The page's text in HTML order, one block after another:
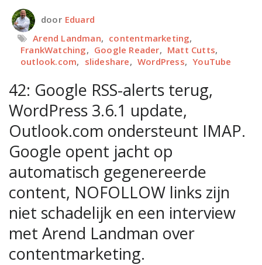
door Eduard
Arend Landman, contentmarketing,
FrankWatching, Google Reader, Matt Cutts,
outlook.com, slideshare, WordPress, YouTube
42: Google RSS-alerts terug,
WordPress 3.6.1 update,
Outlook.com ondersteunt IMAP.
Google opent jacht op
automatisch gegenereerde
content, NOFOLLOW links zijn
niet schadelijk en een interview
met Arend Landman over
contentmarketing.